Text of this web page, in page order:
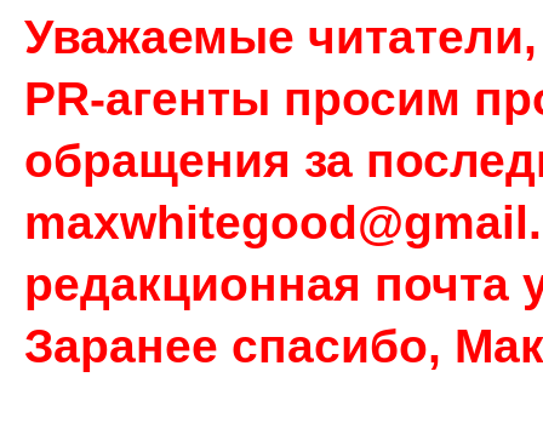
Уважаемые
PR-агенты просим
обращения за
редакционная почта
Заранее спасибо,